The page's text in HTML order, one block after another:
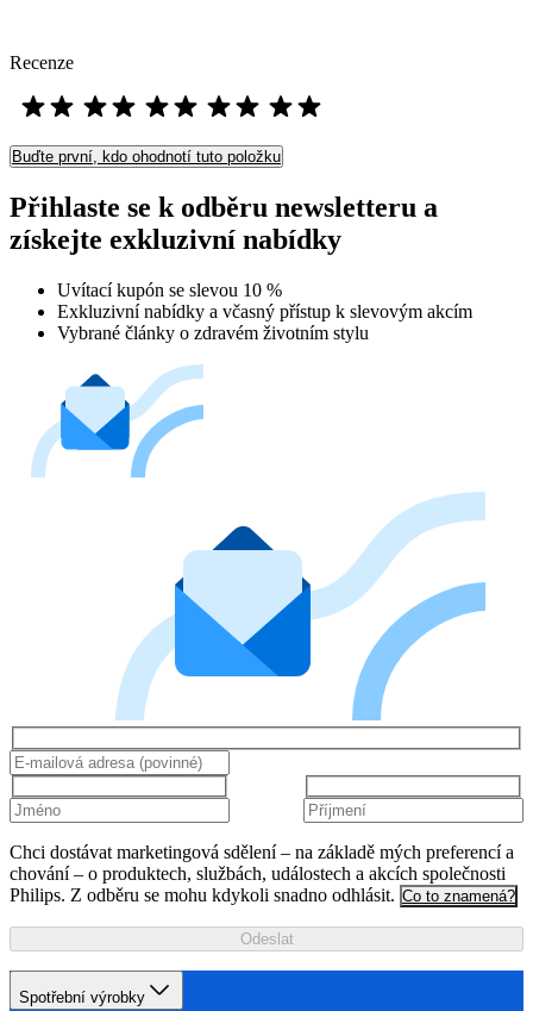
Recenze
Buďte první, kdo ohodnotí tuto položku
Přihlaste se k odběru newsletteru a
získejte exkluzivní nabídky
Uvítací kupón se slevou 10 %
Exkluzivní nabídky a včasný přístup k slevovým akcím
Vybrané články o zdravém životním stylu
Chci dostávat marketingová sdělení – na základě mých preferencí a
chování – o produktech, službách, událostech a akcích společnosti
Philips. Z odběru se mohu kdykoli snadno odhlásit. Co to znamená?
Odeslat
Spotřební výrobky